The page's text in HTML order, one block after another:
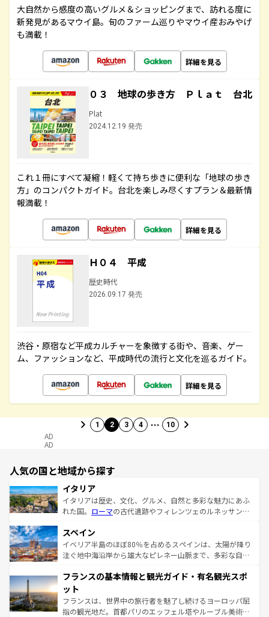
大自然から感度の高いグルメ＆ショッピングまで、訪れる度に
新発見があるマウイ島。旬のファーム巡りやマウイ産おみやげ
も満載！
詳細を見る
０３ 地球の歩き方 Ｐｌａｔ 台北
Plat
2024.12.19 発売
これ１冊にすべて凝縮！軽くて持ち歩きに便利な「地球の歩き
方」のコンパクトガイド。台北を楽しみ尽くすプラン＆最新情
報満載！
詳細を見る
Ｈ０４ 平成
歴史時代
2026.09.17 発売
渋谷・原宿など平成カルチャーを象徴する街や、音楽、ゲー
ム、ファッションなど、平成時代の流行と文化を巡るガイド。
詳細を見る
1 2 3 4 … 10
AD
AD
人気の国と地域から探す
イタリア
イタリアは歴史、文化、グルメ、自然と多彩な魅力にあふ
れた国。 ローマの古代遺跡やフィレンツェのルネッサンス
ろん、トスカーナの美しい田園風景やアマルフィ海岸の絶
景など、自然景観も見逃せない。観光の合間には、本場の
ピザやパスタなど、絶品のイタリア料理を堪能することも
ませてくれるイタリアで、忘れられない旅をしてみよう！
なお、新着のイタリア情報は
しい。
スペイン
イベリア半島のほぼ80％を占めるスペインは、太陽が降り
注ぐ地中海沿岸から雄大なピレネー山脈まで、多彩な自然
文化が根付くこの国では、情熱的なフラメンコ、熱気あふ
れる闘牛、そして美味しいタパスが生活の一部となってい
る。首都マドリードの洗練された雰囲気や、バルセロナの
アートに溢れた街角から、地方では古代ローマ遺跡や中世
フランスの基本情報と観光ガイド・有名観光スポ
ット
フランスは、世界中の旅行者を魅了し続けるヨーロッパ屈
指の観光地だ。首都パリのエッフェル塔やルーブル美術館